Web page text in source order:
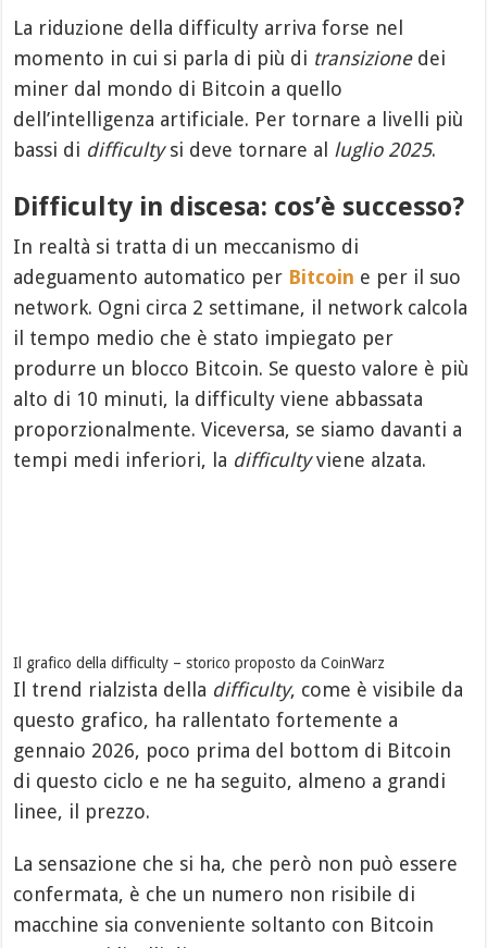
La riduzione della difficulty arriva forse nel
momento in cui si parla di più di transizionedei
miner dal mondo di Bitcoin a quello
dell’intelligenza artificiale. Per tornare a livelli più
bassi di difficultysi deve tornare al luglio 2025.
Difficulty in discesa: cos’è successo?
In realtà si tratta di un meccanismo di
adeguamento automatico per Bitcoin e per il suo
network. Ogni circa 2 settimane, il network calcola
il tempo medio che è stato impiegato per
produrre un blocco Bitcoin. Se questo valore è più
alto di 10 minuti, la difficulty viene abbassata
proporzionalmente. Viceversa, se siamo davanti a
tempi medi inferiori, la difficultyviene alzata.
Il grafico della difficulty – storico proposto da CoinWarz
Il trend rialzista della difficulty, come è visibile da
questo grafico, ha rallentato fortemente a
gennaio 2026, poco prima del bottom di Bitcoin
di questo ciclo e ne ha seguito, almeno a grandi
linee, il prezzo.
La sensazione che si ha, che però non può essere
confermata, è che un numero non risibile di
macchine sia conveniente soltanto con Bitcoin